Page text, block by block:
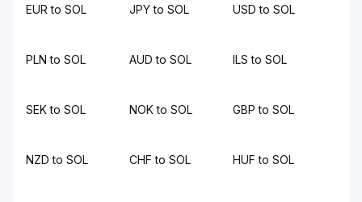
EUR to SOL JPY to SOL USD to SOL
PLN to SOL AUD to SOL ILS to SOL
SEK to SOL NOK to SOL GBP to SOL
NZD to SOL CHF to SOL HUF to SOL